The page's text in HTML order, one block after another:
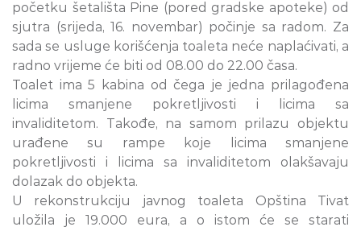
početku šetališta Pine (pored gradske apoteke) od
sjutra (srijeda, 16. novembar) počinje sa radom. Za
sada se usluge korišćenja toaleta neće naplaćivati, a
radno vrijeme će biti od 08.00 do 22.00 časa.
Toalet ima 5 kabina od čega je jedna prilagođena
licima smanjene pokretljivosti i licima sa
invaliditetom. Takođe, na samom prilazu objektu
urađene su rampe koje licima smanjene
pokretljivosti i licima sa invaliditetom olakšavaju
dolazak do objekta.
U rekonstrukciju javnog toaleta Opština Tivat
uložila je 19.000 eura, a o istom će se starati